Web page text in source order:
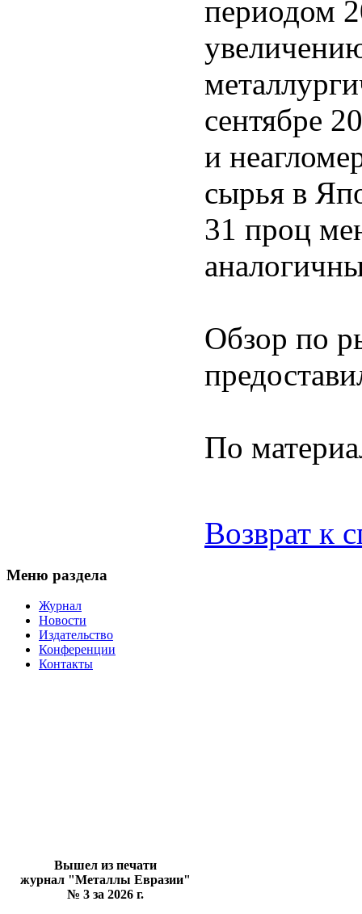
периодом
сентябре
и
сырья в
31 проц
Обзор по
По
Возврат к
Меню раздела
Журнал
Новости
Издательство
Конференции
Контакты
Вышел из печати
журнал "Металлы Евразии"
№ 3 за 2026 г.